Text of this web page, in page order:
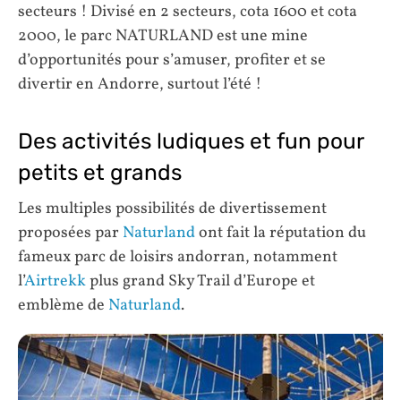
secteurs ! Divisé en 2 secteurs, cota 1600 et cota
2000, le parc NATURLAND est une mine
d’opportunités pour s’amuser, profiter et se
divertir en Andorre, surtout l’été !
Des activités ludiques et fun pour
petits et grands
Les multiples possibilités de divertissement
proposées par Naturlandont fait la réputation du
fameux parc de loisirs andorran, notamment
l’Airtrekkplus grand Sky Trail d’Europe et
emblème de Naturland.